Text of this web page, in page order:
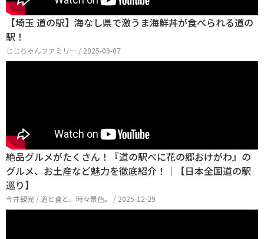
【埼玉 道の駅】海なし県で激うま海鮮丼が食べられる道の
駅！
じじちゃんファミリー / 2025-09-07
絶品グルメがたくさん！『道の駅べに花の郷おけがわ』の
グルメ、お土産など魅力を徹底紹介！｜【日本全国道の駅
巡り】
今井観光 / 道と食と、時々景色。 / 2025-12-29